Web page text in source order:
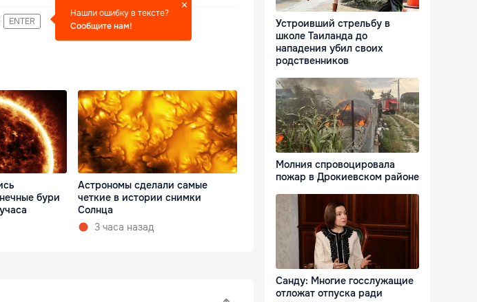
ENTER
Нашли ошибку в тексте?
Сообщите нам!
бури
Астрономы сделали самые
четкие в истории снимки
Солнца
3 часа назад
Устроивший стрельбу в
школе Таиланда до
нападения убил своих
родственников
Молния спровоцировала
пожар в Дрокиевском районе
Санду: Многие госслужащие
отложат отпуска ради